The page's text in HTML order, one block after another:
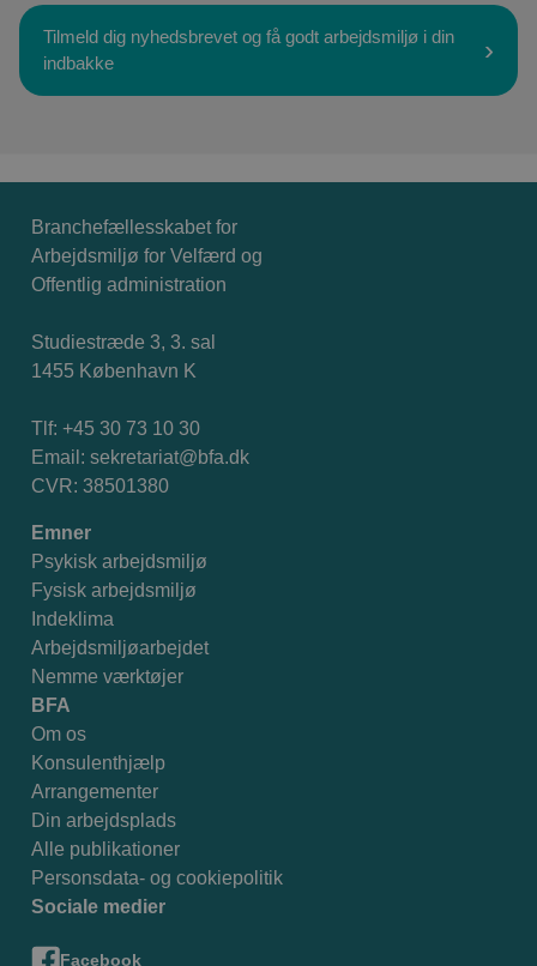
Tilmeld dig nyhedsbrevet og få godt arbejdsmiljø i din
indbakke
Branchefællesskabet for
Arbejdsmiljø for Velfærd og
Offentlig administration
Studiestræde 3, 3. sal
1455 København K
Tlf: +45 30 73 10 30
Email: sekretariat@bfa.dk
CVR: 38501380
Emner
Psykisk arbejdsmiljø
Fysisk arbejdsmiljø
Indeklima
Arbejdsmiljøarbejdet
Nemme værktøjer
BFA
Om os
Konsulenthjælp
Arrangementer
Din arbejdsplads
Alle publikationer
Personsdata- og cookiepolitik
Sociale medier
Facebook